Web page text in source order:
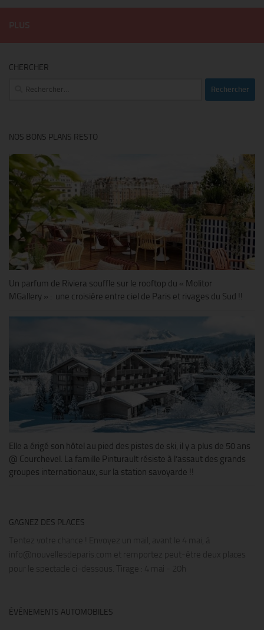
CHERCHER
Rechercher :
NOS BONS PLANS RESTO
Un parfum de Riviera souffle sur le rooftop du « Molitor
MGallery » : une croisière entre ciel de Paris et rivages du Sud !!
Elle a érigé son hôtel au pied des pistes de ski, il y a plus de 50 ans
@ Courchevel. La famille Pinturault résiste à l’assaut des grands
groupes internationaux, sur la station savoyarde !!
GAGNEZ DES PLACES
Tentez votre chance ! Envoyez un mail, avant le 4 mai, à
info@nouvellesdeparis.com et remportez peut-être deux places
pour le spectacle ci-dessous. Tirage : 4 mai - 20h
ÉVÉNEMENTS AUTOMOBILES